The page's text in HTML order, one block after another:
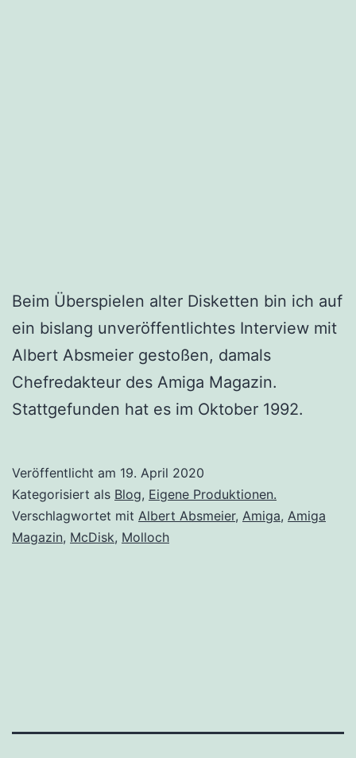
Beim Überspielen alter Disketten bin ich auf
ein bislang unveröffentlichtes Interview mit
Albert Absmeier gestoßen, damals
Chefredakteur des Amiga Magazin.
Stattgefunden hat es im Oktober 1992.
Veröffentlicht am 19. April 2020
Kategorisiert als Blog, Eigene Produktionen.
Verschlagwortet mit Albert Absmeier, Amiga, Amiga
Magazin, McDisk, Molloch